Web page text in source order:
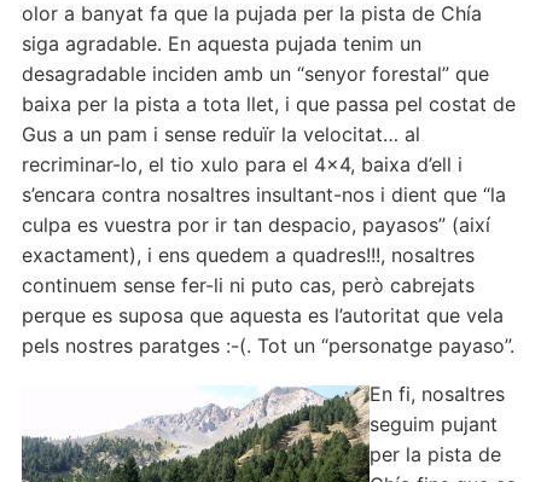
olor a banyat fa que la pujada per la pista de Chía
siga agradable. En aquesta pujada tenim un
desagradable inciden amb un “senyor forestal” que
baixa per la pista a tota llet, i que passa pel costat de
Gus a un pam i sense reduïr la velocitat… al
recriminar-lo, el tio xulo para el 4×4, baixa d’ell i
s’encara contra nosaltres insultant-nos i dient que “la
culpa es vuestra por ir tan despacio, payasos” (així
exactament), i ens quedem a quadres!!!, nosaltres
continuem sense fer-li ni puto cas, però cabrejats
perque es suposa que aquesta es l’autoritat que vela
pels nostres paratges :-(. Tot un “personatge payaso”.
En fi, nosaltres
seguim pujant
per la pista de